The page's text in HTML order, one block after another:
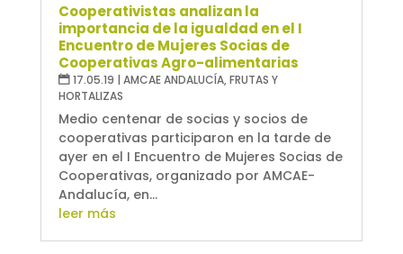
Cooperativistas analizan la
importancia de la igualdad en el I
Encuentro de Mujeres Socias de
Cooperativas Agro-alimentarias
17.05.19 | AMCAE ANDALUCÍA,FRUTAS Y
HORTALIZAS
Medio centenar de socias y socios de
cooperativas participaron en la tarde de
ayer en el I Encuentro de Mujeres Socias de
Cooperativas, organizado por AMCAE-
Andalucía, en...
leer más